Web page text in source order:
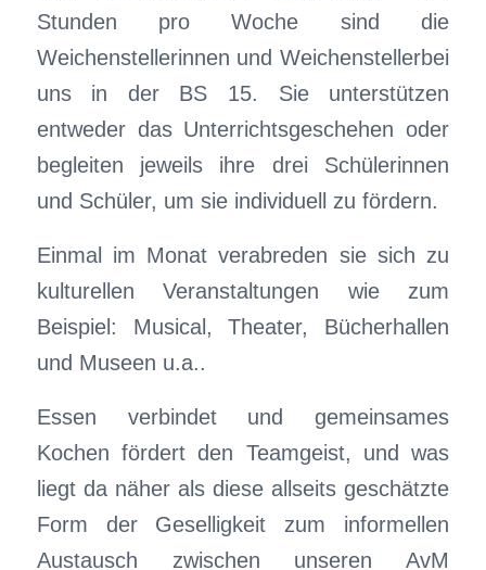
Stunden pro Woche sind die
Weichenstellerinnen und Weichenstellerbei
uns in der BS 15. Sie unterstützen
entweder das Unterrichtsgeschehen oder
begleiten jeweils ihre drei Schülerinnen
und Schüler, um sie individuell zu fördern.
Einmal im Monat verabreden sie sich zu
kulturellen Veranstaltungen wie zum
Beispiel: Musical, Theater, Bücherhallen
und Museen u.a..
Essen verbindet und gemeinsames
Kochen fördert den Teamgeist, und was
liegt da näher als diese allseits geschätzte
Form der Geselligkeit zum informellen
Austausch zwischen unseren AvM